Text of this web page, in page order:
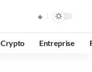
Crypto Entreprise